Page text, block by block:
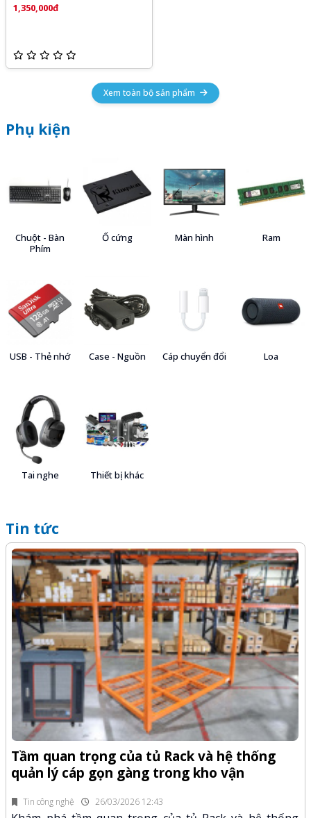
1,350,000đ
Xem toàn bộ sản phẩm
Phụ kiện
Chuột - Bàn
Phím
Ổ cứng Màn hình Ram
USB - Thẻ nhớ Case - Nguồn Cáp chuyển đổi Loa
Tai nghe Thiết bị khác
Tin tức
Tin công nghệ 26/03/2026 12:43
Tầm quan trọng của tủ Rack và hệ thống
quản lý cáp gọn gàng trong kho vận